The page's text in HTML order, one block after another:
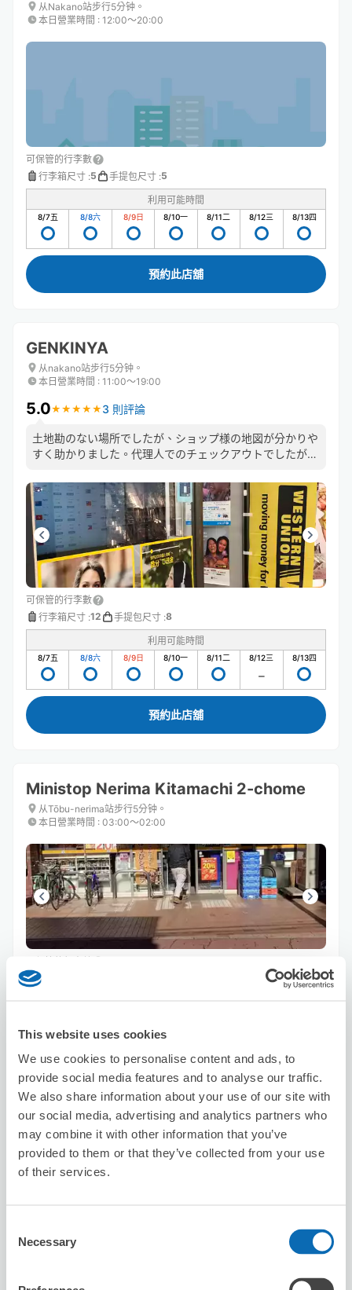
This website uses cookies
We use cookies to personalise content and ads, to
provide social media features and to analyse our traffic.
We also share information about your use of our site with
our social media, advertising and analytics partners who
may combine it with other information that you’ve
provided to them or that they’ve collected from your use
of their services.
Selection
Necessary
从Nakano站步行5分钟。
本日營業時間 : 12:00〜20:00
可保管的行李數
行李箱尺寸 :5 手提包尺寸 :5
利用可能時間
8/7五 8/8六 8/9日 8/10一 8/11二 8/12三 8/13四
預約此店舖
GENKINYA
从nakano站步行5分钟。
本日營業時間 : 11:00〜19:00
5.0★ ★ ★ ★ ★
★ ★ ★ ★ ★ 3 則評論
土地勘のない場所でしたが、ショップ様の地図が分かりや
すく助かりました。代理人でのチェックアウトでしたが、
の方も親切で、安心して預けられます。是非また利用した
いです。ありがとうございました！
可保管的行李數
行李箱尺寸 :12 手提包尺寸 :8
利用可能時間
8/7五 8/8六 8/9日 8/10一 8/11二 8/12三 8/13四
預約此店舖
Ministop Nerima Kitamachi 2-chome
从Tōbu-nerima站步行5分钟。
本日營業時間 : 03:00〜02:00
行李箱尺寸
預約此店舖
Laviebrillante
从Kami-itabashi站步行4分钟。